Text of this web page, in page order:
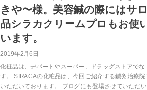
きや〜様。美容鍼の際にはサ
品シラカクリームプロもお使
います。
2019年2月6日
化粧品は、デパートやスーパー、ドラッグストアでな
す。 SIRACAの化粧品は、今回ご紹介する鍼灸治療院
いただいております。 ブログにも登場させていただ